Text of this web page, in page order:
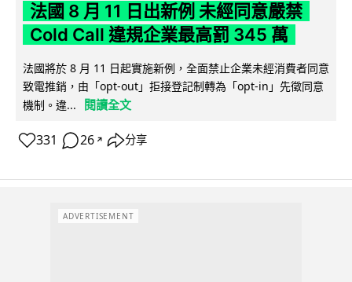
法國 8 月 11 日出新例 未經同意嚴禁
Cold Call 違規企業最高罰 345 萬
法國將於 8 月 11 日起實施新例，全面禁止企業未經消費者同意
致電推銷，由「opt-out」拒接登記制轉為「opt-in」先徵同意
機制。違...
閱讀全文
331 26 ↗ 分享
ADVERTISEMENT